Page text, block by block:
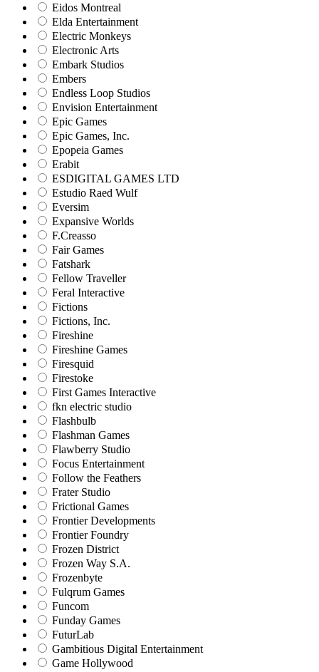
Eidos Montreal
Elda Entertainment
Electric Monkeys
Electronic Arts
Embark Studios
Embers
Endless Loop Studios
Envision Entertainment
Epic Games
Epic Games, Inc.
Epopeia Games
Erabit
ESDIGITAL GAMES LTD
Estudio Raed Wulf
Eversim
Expansive Worlds
F.Creasso
Fair Games
Fatshark
Fellow Traveller
Feral Interactive
Fictions
Fictions, Inc.
Fireshine
Fireshine Games
Firesquid
Firestoke
First Games Interactive
fkn electric studio
Flashbulb
Flashman Games
Flawberry Studio
Focus Entertainment
Follow the Feathers
Frater Studio
Frictional Games
Frontier Developments
Frontier Foundry
Frozen District
Frozen Way S.A.
Frozenbyte
Fulqrum Games
Funcom
Funday Games
FuturLab
Gambitious Digital Entertainment
Game Hollywood